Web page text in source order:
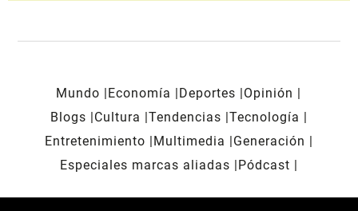
Mundo Economía Deportes
Opinión
Blogs
Cultura Tendencias Tecnología
Entretenimiento
Multimedia
Generación
Especiales marcas aliadas
Pódcast